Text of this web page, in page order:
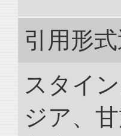
引用形
スタイ
ジア、